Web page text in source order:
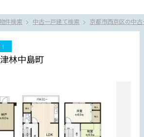
件検索 中古一戸建て検索 京都市西京区の中
林中島町